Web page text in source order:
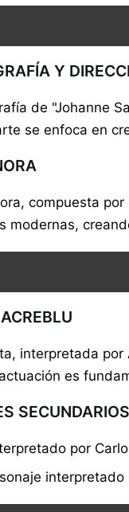
Y
de "Johanne
se enfoca en
compuesta
modernas,
interpretada por
es
SECUNDARIOS
por